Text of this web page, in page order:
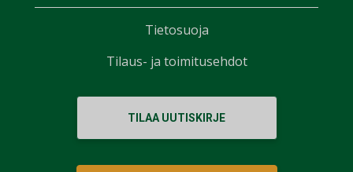
TILAA UUTISKIRJE
Tietosuoja
Tilaus- ja toimitusehdot